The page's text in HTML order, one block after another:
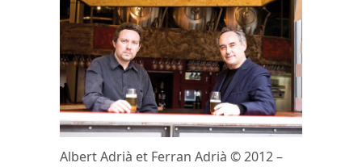
Albert Adrià et Ferran Adrià © 2012 –